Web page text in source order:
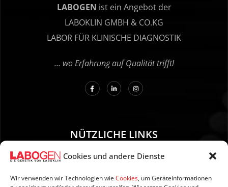
Cookies und andere Dienste
Wir verwenden wir Technologien wie Cookies, um Geräteinformationen
LABOGEN ist ein Angebot der
LABOKLIN GMBH & CO.KG
LABOR FÜR KLINISCHE DIAGNOSTIK
… wo Erfahrung auf Qualität trifft!
NÜTZLICHE LINKS
01. Anleitung zur Probenentnahme
02. Versand und Zahlung